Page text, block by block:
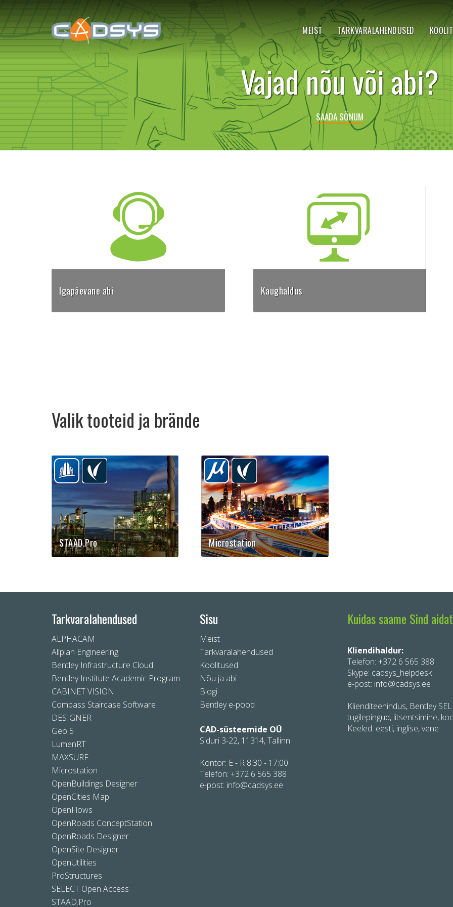
MEIST TARKVARALAHENDUSED
Vajad nõu või abi?
SAADA SÕNUM
Igapäevane abi Kaughaldus
Valik tooteid ja brände
STAAD.Pro
staatikaarvutusteks
Microstation
andmed
Tarkvaralahendused
ALPHACAM
Allplan Engineering
Bentley Infrastructure Cloud
Bentley Institute Academic Program
CABINET VISION
Compass Staircase Software
DESIGNER
Geo 5
LumenRT
MAXSURF
Microstation
OpenBuildings Designer
OpenCities Map
OpenFlows
OpenRoads ConceptStation
OpenRoads Designer
OpenSite Designer
OpenUtilities
ProStructures
SELECT Open Access
STAAD.Pro
Sisu
Meist
Tarkvaralahendused
Koolitused
Nõu ja abi
Blogi
Bentley e-pood
CAD-süsteemide OÜ
Siduri 3-22, 11314, Tallinn
Kontor: E - R 8:30 - 17:00
Telefon: +372 6 565 388
e-post: info@cadsys.ee
Kuidas saame Sind
Kliendihaldur:
Telefon: +372 6 565 388
Skype: cadsys_helpdesk
e-post: info@cadsys.ee
Klienditeenindus, Bentley
tugilepingud, litsentsimine,
Keeled: eesti, inglise, vene